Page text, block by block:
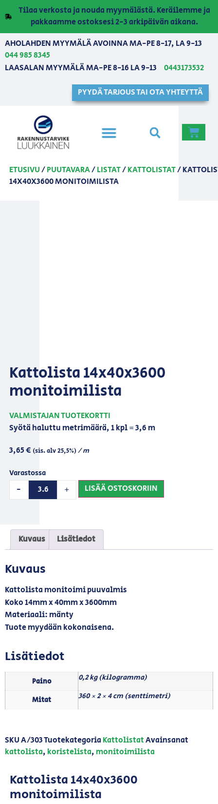
Tilaa verkosta ja nouda myymälästä. Keräilemme ja
pakkaamme ostoksesi 2-3 arkipäivän aikana.
AHOLAHDEN MYYMÄLÄ AVOINNA MA-PE 8-17, LA 9-13
044 985 8345
LAASALAN MYYMÄLÄ MA-PE 8-16 LA 9-13
0443173532
PYYDÄ TARJOUS TAI OTA YHTEYTTÄ
ETUSIVU/PUUTAVARA/LISTAT/KATTOLISTAT/
14X40X3600 MONITOIMILISTA
Kattolista 14x40x3600
monitoimilista
VALMISTAJAN TUOTEKORTTI
Syötä haluttu metrimäärä, 1 kpl = 3,6 m
3,65€ (sis. alv 25,5%)/ m
Varastossa
- + LISÄÄ OSTOSKORIIN
Kuvaus Lisätiedot
Kuvaus
Kattolista monitoimi puuvalmis
Koko 14mm x 40mm x 3600mm
Materiaali: mänty
Tuote myydään kokonaisena.
Lisätiedot
Paino 0,2 kg (kilogramma)
Mitat 360 × 2 × 4 cm (senttimetri)
SKUA/303Tuotekategoria KattolistatAvainsanat
kattolista, koristelista, monitoimilista
Kattolista 14x40x3600
monitoimilista